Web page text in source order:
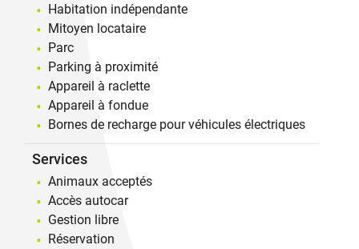
Habitation indépendante
Mitoyen locataire
Parc
Parking à proximité
Appareil à raclette
Appareil à fondue
Bornes de recharge pour véhicules électriques
Services
Animaux acceptés
Accès autocar
Gestion libre
Réservation